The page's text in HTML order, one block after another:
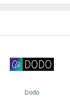
Dodo